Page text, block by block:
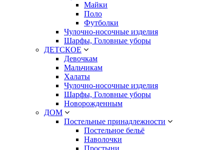
Майки
Поло
Футболки
Чулочно-носочные изделия
Шарфы, Головные уборы
ДЕТСКОЕ
Девочкам
Мальчикам
Халаты
Чулочно-носочные изделия
Шарфы, Головные уборы
Новорожденным
ДОМ
Постельные принадлежности
Постельное бельё
Наволочки
Простыни